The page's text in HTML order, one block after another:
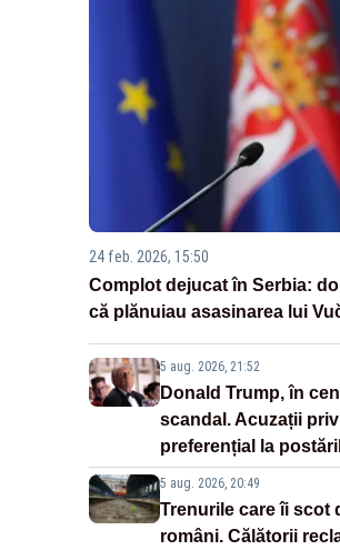
24 feb. 2026, 15:50
Complot dejucat în Serbia:
că plănuiau asasinarea lui
5 aug. 2026, 21:52
Donald Trump, în
scandal. Acuzații
preferențial la
5 aug. 2026, 20:49
Trenurile care îi scot
români. Călătorii